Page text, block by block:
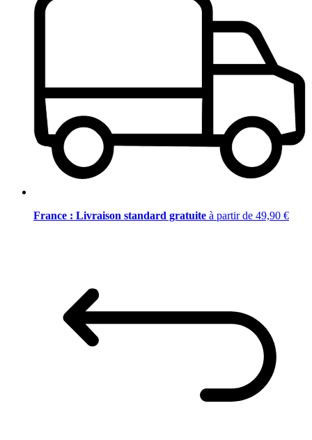
France : Livraison standard gratuite à partir de 49,90 €